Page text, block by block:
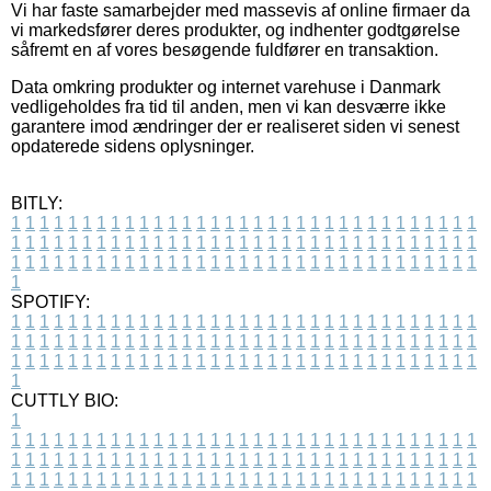
Vi har faste samarbejder med massevis af online firmaer da
vi markedsfører deres produkter, og indhenter godtgørelse
såfremt en af vores besøgende fuldfører en transaktion.
Data omkring produkter og internet varehuse i Danmark
vedligeholdes fra tid til anden, men vi kan desværre ikke
garantere imod ændringer der er realiseret siden vi senest
opdaterede sidens oplysninger.
BITLY:
1 1 1 1 1 1 1 1 1 1 1 1 1 1 1 1 1 1 1 1 1 1 1 1 1 1 1 1 1 1 1 1 1
1 1 1 1 1 1 1 1 1 1 1 1 1 1 1 1 1 1 1 1 1 1 1 1 1 1 1 1 1 1 1 1 1
1 1 1 1 1 1 1 1 1 1 1 1 1 1 1 1 1 1 1 1 1 1 1 1 1 1 1 1 1 1 1 1 1
1
SPOTIFY:
1 1 1 1 1 1 1 1 1 1 1 1 1 1 1 1 1 1 1 1 1 1 1 1 1 1 1 1 1 1 1 1 1
1 1 1 1 1 1 1 1 1 1 1 1 1 1 1 1 1 1 1 1 1 1 1 1 1 1 1 1 1 1 1 1 1
1 1 1 1 1 1 1 1 1 1 1 1 1 1 1 1 1 1 1 1 1 1 1 1 1 1 1 1 1 1 1 1 1
1
CUTTLY BIO:
1
1 1 1 1 1 1 1 1 1 1 1 1 1 1 1 1 1 1 1 1 1 1 1 1 1 1 1 1 1 1 1 1 1
1 1 1 1 1 1 1 1 1 1 1 1 1 1 1 1 1 1 1 1 1 1 1 1 1 1 1 1 1 1 1 1 1
1 1 1 1 1 1 1 1 1 1 1 1 1 1 1 1 1 1 1 1 1 1 1 1 1 1 1 1 1 1 1 1 1